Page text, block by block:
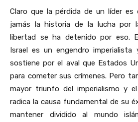
Claro que la pérdida de un líder es
jamás la historia de la lucha por
libertad se ha detenido por eso.
Israel es un engendro
sostiene por el aval que Estados
para cometer sus crímenes. Pero
mayor triunfo del imperialismo y
radica la causa fundamental de su
mantener dividido al mundo